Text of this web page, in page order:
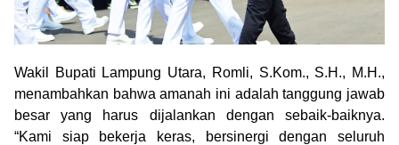
Wakil Bupati Lampung Utara, Romli, S.Kom., S.H., M.H.,
menambahkan bahwa amanah ini adalah tanggung jawab
besar yang harus dijalankan dengan sebaik-baiknya.
“Kami siap bekerja keras, bersinergi dengan seluruh